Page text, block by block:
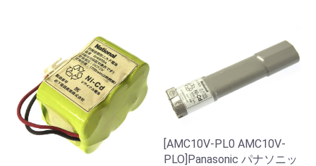
[AMC10V-PL0 AMC10V-
PLO]Panasonic パナソニッ